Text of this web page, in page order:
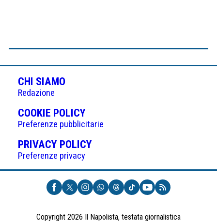
CHI SIAMO
Redazione
COOKIE POLICY(APRE
IN
UNA
NUOVA
Preferenze pubblicitarie
PRIVACY POLICY(APRE
UNA
NUOVA
SCHEDA)
Preferenze privacy
Copyright 2026 Il Napolista, testata giornalistica